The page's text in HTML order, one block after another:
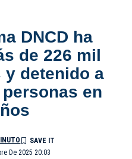
DNCD ha
de 226 mil
detenido a
en
De 2025 20:03